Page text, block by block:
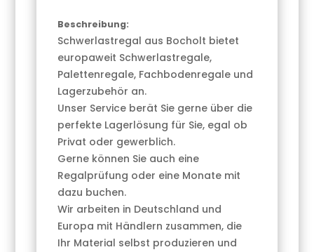
Beschreibung:
Schwerlastregal aus Bocholt bietet
europaweit Schwerlastregale,
Palettenregale, Fachbodenregale und
Lagerzubehör an.
Unser Service berät Sie gerne über die
perfekte Lagerlösung für Sie, egal ob
Privat oder gewerblich.
Gerne können Sie auch eine
Regalprüfung oder eine Monate mit
dazu buchen.
Wir arbeiten in Deutschland und
Europa mit Händlern zusammen, die
Ihr Material selbst produzieren und